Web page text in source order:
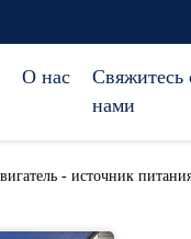
О нас
Свяжитесь
нами
- источник